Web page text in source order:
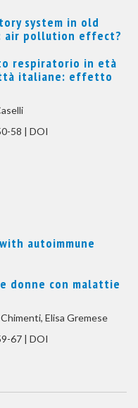
system in old
air pollution effect?
respiratorio in età
italiane: effetto
58 | DOI
autoimmune
donne con malattie
Elisa Gremese
67 | DOI